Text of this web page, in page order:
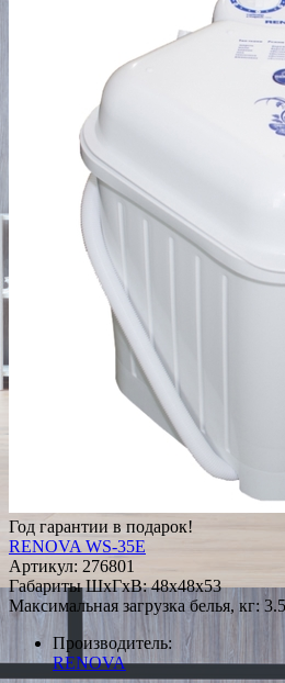
Год гарантии в подарок!
RENOVA WS-35E
Артикул: 276801
Габариты ШxГxВ: 48x48x53
Максимальная загрузка белья, кг: 3.5
Производитель:
RENOVA